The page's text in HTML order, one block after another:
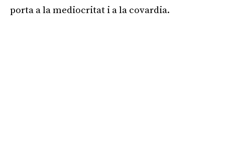
porta a la mediocritat i a la covardia.